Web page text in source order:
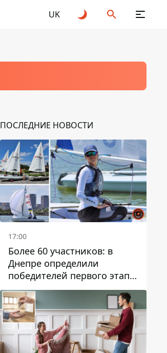
UK
ПОСЛЕДНИЕ НОВОСТИ
17:00
Более 60 участников: в
Днепре определили
победителей первого этапа
Кубка Украины по
парусному спорту